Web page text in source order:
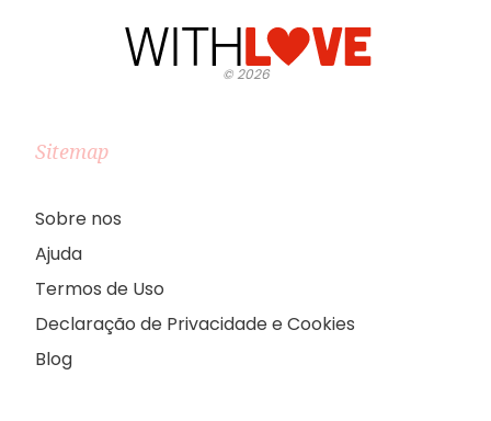
©2026
Sitemap
Sobre nos
Ajuda
Termos de Uso
Declaração de Privacidade e Cookies
Blog